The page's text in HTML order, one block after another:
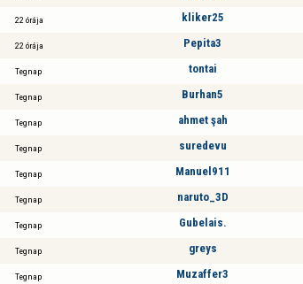
22 órája kliker25
22 órája Pepita3
Tegnap tontai
Tegnap Burhan5
Tegnap ahmet şah
Tegnap suredevu
Tegnap Manuel911
Tegnap naruto_3D
Tegnap Gubelais.
Tegnap greys
Tegnap Muzaffer3